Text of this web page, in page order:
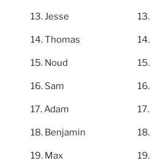
Jesse
Thomas
Noud
Sam
Adam
Benjamin
Max